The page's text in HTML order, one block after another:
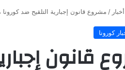
أخبار / مشروع قانون إجبارية التلقيح ضد
كورونا
قانون